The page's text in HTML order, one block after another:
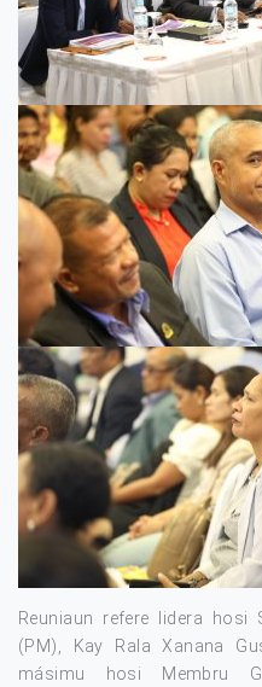
Reuniaun refere lidera hosi
(PM), Kay Rala Xanana
másimu hosi Membru